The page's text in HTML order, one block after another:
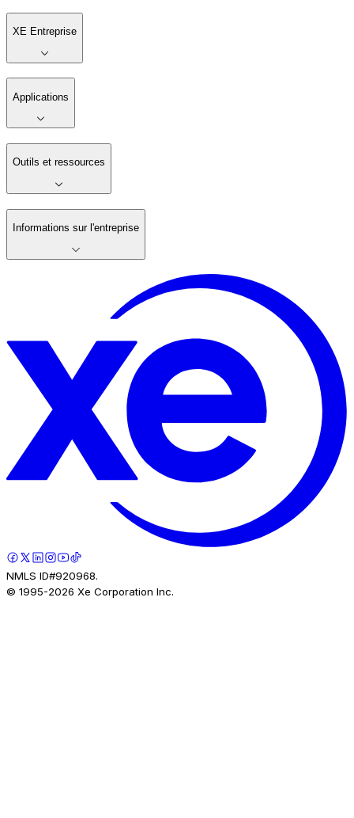
XE Entreprise
Applications
Outils et ressources
Informations sur l'entreprise
NMLS ID#920968.
© 1995-2026 Xe Corporation Inc.